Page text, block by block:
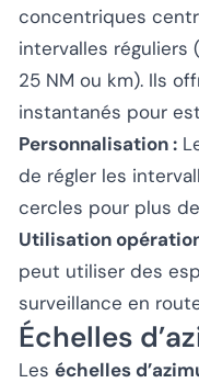
concentriques
intervalles réguliers
25 NM ou km). Ils
instantanés pour
Personnalisation :
de régler les
cercles pour plus
Utilisation
peut utiliser des
surveillance en
Échelles
Les échelles